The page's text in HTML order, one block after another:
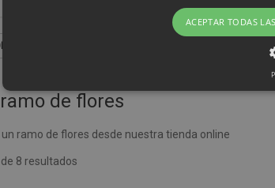
EN SU CALENDARIO
de flores
ramo de flores desde nuestra tienda online
8 resultados
ACEPTAR TODAS
Las cookies de rendimiento se utilizan para ver cómo los
usar para identificar directamente a cierto visitante.